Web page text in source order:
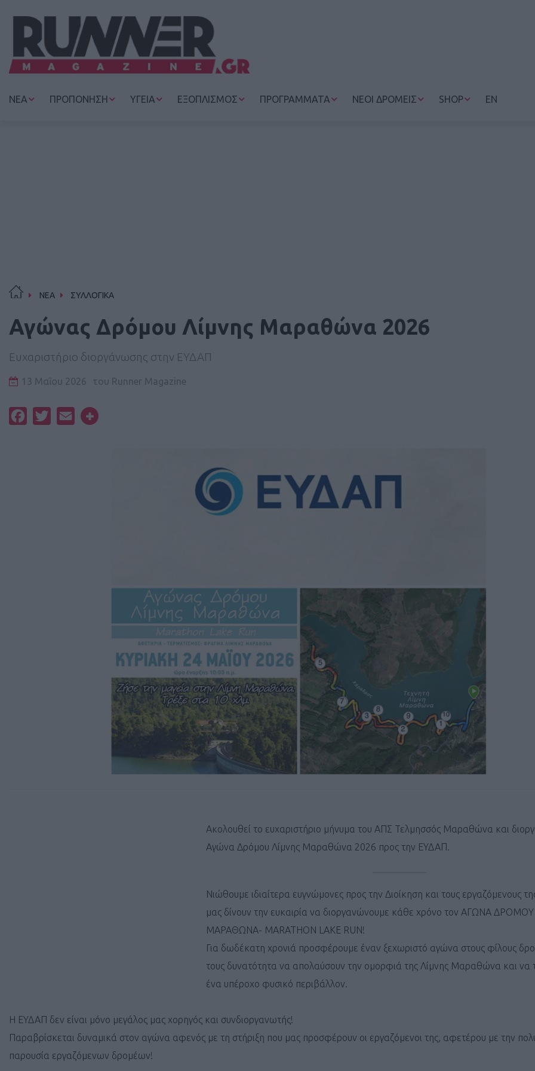
ΝΕΑ ΠΡΟΠΟΝΗΣΗ ΥΓΕΙΑ ΕΞΟΠΛΙΣΜΟΣ ΠΡΟΓΡΑΜΜΑΤΑ ΝΕΟΙ ΔΡΟΜΕΙΣ SHOP EN
ΝΕΑ ΣΥΛΛΟΓΙΚΑ
Αγώνας Δρόμου Λίμνης Μαραθώνα 2026
Ευχαριστήριο διοργάνωσης στην ΕΥΔΑΠ
13 Μαΐου 2026 του Runner Magazine
FacebookTwitterEmail
Ακολουθεί το ευχαριστήριο μήνυμα του ΑΠΣ Τελμησσός Μαραθώνα και
Αγώνα Δρόμου Λίμνης Μαραθώνα 2026 προς την ΕΥΔΑΠ.
Νιώθουμε ιδιαίτερα ευγνώμονες προς την Διοίκηση και τους εργαζόμενους
μας δίνουν την ευκαιρία να διοργανώνουμε κάθε χρόνο τον ΑΓΩΝΑ
ΜΑΡΑΘΩΝΑ- MARATHON LAKE RUN!
Για δωδέκατη χρονιά προσφέρουμε έναν ξεχωριστό αγώνα στους φίλους
τους δυνατότητα να απολαύσουν την ομορφιά της Λίμνης Μαραθώνα και να
ένα υπέροχο φυσικό περιβάλλον.
Η ΕΥΔΑΠ δεν είναι μόνο μεγάλος μας χορηγός και συνδιοργανωτής!
Παραβρίσκεται δυναμικά στον αγώνα αφενός με τη στήριξη που μας προσφέρουν οι εργαζόμενοι της, αφετέρου με την
παρουσία εργαζόμενων δρομέων!